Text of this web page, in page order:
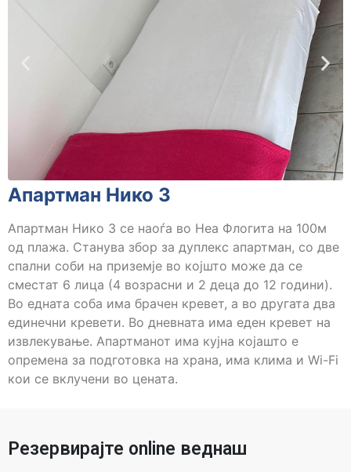
Апартман Нико 3
Апартман Нико 3 се наоѓа во Неа Флогита на 100м
од плажа. Станува збор за дуплекс апартман, со две
спални соби на приземје во којшто може да се
сместат 6 лица (4 возрасни и 2 деца до 12 години).
Во едната соба има брачен кревет, а во другата два
единечни кревети. Во дневната има еден кревет на
извлекување. Апартманот има кујна којашто е
опремена за подготовка на храна, има клима и Wi-Fi
кои се вклучени во цената.
Резервирајте online веднаш